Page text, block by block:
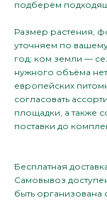
подберём
Размер растения,
уточняем по
год; ком земли —
нужного объёма
европейских
согласовать
площадки, а также
поставки до
Бесплатная
Самовывоз
быть организована